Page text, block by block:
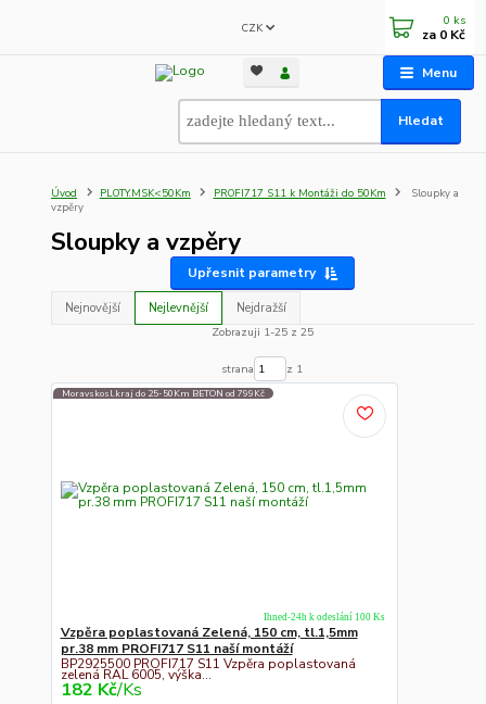
Menu
CZK
Hledat
0 ks
za 0 Kč
Úvod PLOTY.MSK<50Km PROFI717 S11 k Montáži do 50Km
Sloupky a
vzpěry
Sloupky a vzpěry
Upřesnit parametry
Nejnovější Nejlevnější
Nejdražší
Zobrazuji 1-25 z 25
strana z 1
Moravskosl.kraj do 25-50Km BETON od 799Kč
Vzpěra poplastovaná Zelená, 150 cm, tl.1,5mm
pr.38 mm PROFI717 S11 naší montáží
BP2925500 PROFI717 S11 Vzpěra poplastovaná
zelená RAL 6005, výška...
182 Kč/Ks
Ihned-24h k odeslání 100 Ks